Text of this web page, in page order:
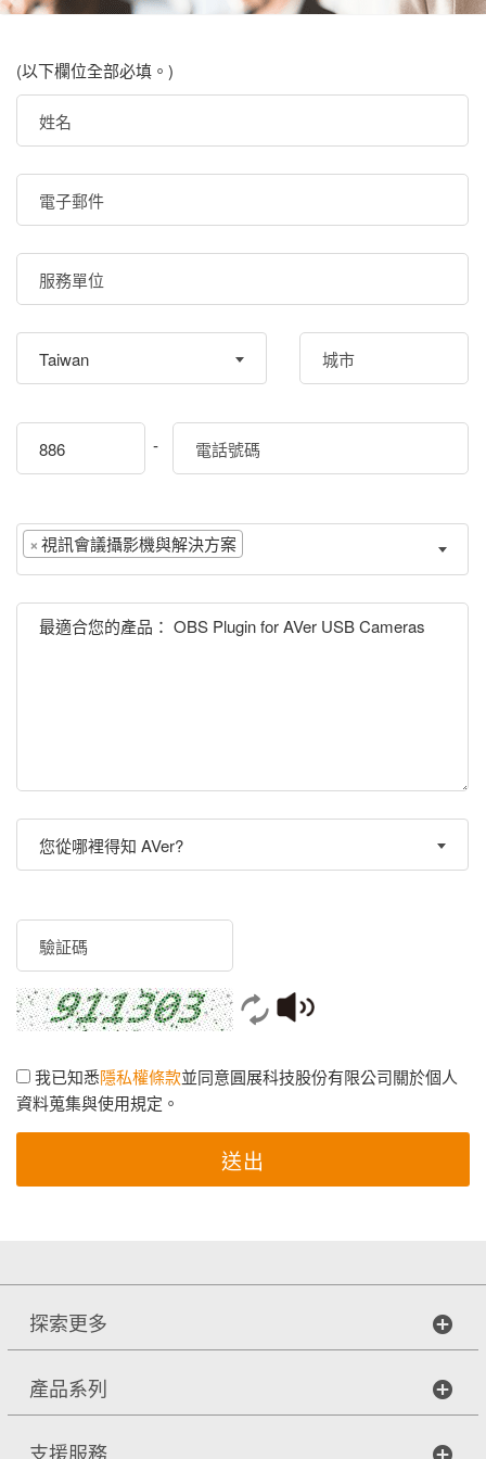
(以下欄位全部必填。)
Taiwan
-
×視訊會議攝影機與解決方案
您從哪裡得知 AVer?
我已知悉隱私權條款並同意圓展科技股份有限公司關於個人
資料蒐集與使用規定。
送出
探索更多
產品系列
支援服務